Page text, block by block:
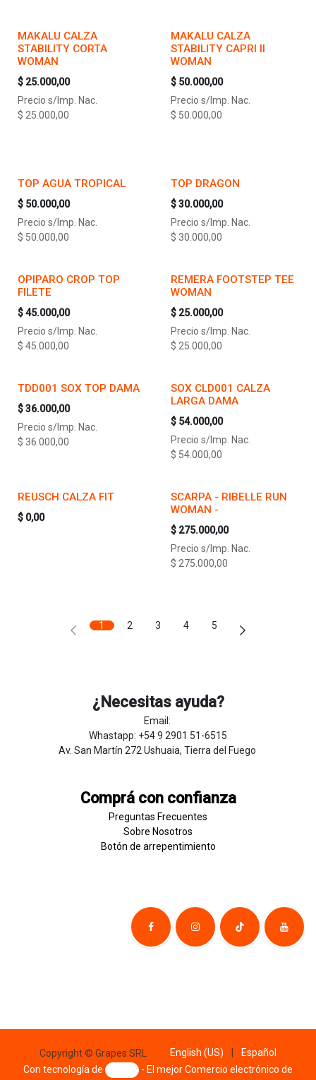
MAKALU CALZA
STABILITY CORTA
WOMAN
$ 25.000,00
Precio s/Imp. Nac.
$ 25.000,00
MAKALU CALZA
STABILITY CAPRI II
WOMAN
$ 50.000,00
Precio s/Imp. Nac.
$ 50.000,00
TOP AGUA TROPICAL
$ 50.000,00
Precio s/Imp. Nac.
$ 50.000,00
TOP DRAGON
$30.000,00
Precio s/Imp. Nac.
$ 30.000,00
OPIPARO CROP TOP
FILETE
$45.000,00
Precio s/Imp. Nac.
$ 45.000,00
REMERA FOOTSTEP TEE
WOMAN
$ 25.000,00
Precio s/Imp. Nac.
$ 25.000,00
TDD001 SOX TOP DAMA
$36.000,00
Precio s/Imp. Nac.
$ 36.000,00
SOX CLD001 CALZA
LARGA DAMA
$ 54.000,00
Precio s/Imp. Nac.
$ 54.000,00
REUSCH CALZA FIT
$ 0,00
SCARPA - RIBELLE RUN
WOMAN -
$ 275.000,00
Precio s/Imp. Nac.
$ 275.000,00
1 2 3 4 5
¿Necesitas ayuda?
Email:
Whastapp: +54 9 2901 51-6515
Av. San Martín 272 Ushuaia, Tierra del Fuego
Comprá con confianza
Preguntas Frecuentes
Sobre Nosotros
Botón de ​arrepentim​​​iento
Copyright © Grapes SRL English (US)
Español
Con tecnología de
- El mejorComercio electrónico de